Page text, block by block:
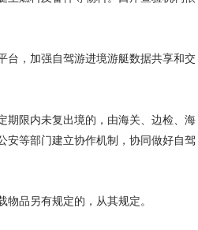
台，加强自驾游进境游艇数据共享和交
期限内未复出境的，由海关、边检、海
安等部门建立协作机制，协同做好自驾
品另有规定的，从其规定。